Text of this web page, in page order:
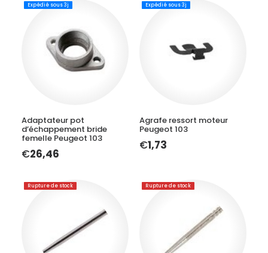
Adaptateur pot
d’échappement bride
femelle Peugeot 103
€26,46
Expédié sous 3j
Agrafe ressort moteur
Peugeot 103
€1,73
Expédié sous 3j
Rupture de stock Rupture de stock